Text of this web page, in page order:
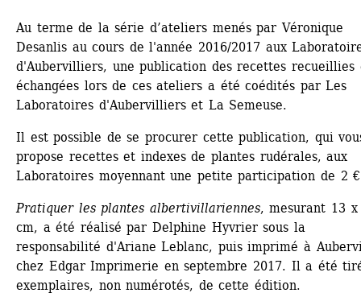
Au terme de la série d’ateliers menés par Véronique
Desanlis au cours de l'année 2016/2017 aux
d'Aubervilliers, une publication des recettes recueillies
échangées lors de ces ateliers a été coédités par Les
Laboratoires d'Aubervilliers et La Semeuse.
Il est possible de se procurer cette publication, qui
propose recettes et indexes de plantes rudérales, aux
Laboratoires moyennant une petite participation de 2
Pratiquer les plantes albertivillariennes, mesurant 13 x
cm, a été réalisé par Delphine Hyvrier sous la
responsabilité d'Ariane Leblanc, puis imprimé à
chez Edgar Imprimerie en septembre 2017. Il a été
exemplaires, non numérotés, de cette édition.